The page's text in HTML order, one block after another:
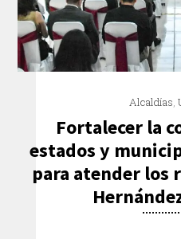
Alcaldías,
Fortalecer la
estados y
para atender los